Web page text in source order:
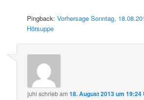
Pingback:Vorhersage Sonntag,
Hörsuppe
juhi schriebam18. August 2013 um 19:24